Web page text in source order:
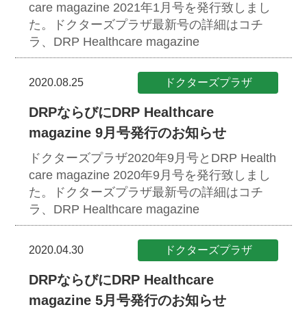
care magazine 2021年1月号を発行致しまし
た。ドクターズプラザ最新号の詳細はコチ
ラ、DRP Healthcare magazine
2020.08.25 ドクターズプラザ
DRPならびにDRP Healthcare
magazine 9月号発行のお知らせ
ドクターズプラザ2020年9月号とDRP Health
care magazine 2020年9月号を発行致しまし
た。ドクターズプラザ最新号の詳細はコチ
ラ、DRP Healthcare magazine
2020.04.30 ドクターズプラザ
DRPならびにDRP Healthcare
magazine 5月号発行のお知らせ